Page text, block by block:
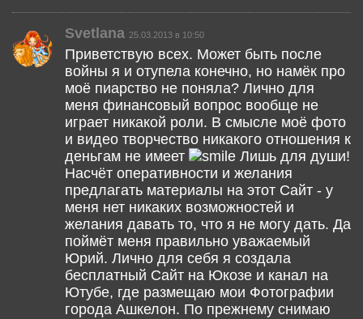
Svetlana 25.03.2013 в 10:50
Приветствую всех. Может быть после
войны я и отупела конечно, но намёк про
моё пиарство не поняла? Лично для
меня финансовый вопрос вообще не
играет никакой роли. В смысле моё фото
и видео творчество никакого отношения к
деньгам не имеет
Лишь для души!
Насчёт оперативности и желания
предлагать материалы на этот Сайт - у
меня нет никаких возможностей и
желания давать то, что я не могу дать. Да
поймёт меня правильно уважаемый
Юрий. Лично для себя я создала
бесплатный Сайт на Юкозе и канал на
Ютубе, где размещаю мои Фотографии
города Ашкелон. По прежнему снимаю